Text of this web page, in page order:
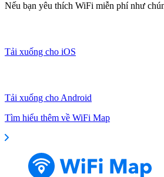
Nếu bạn yêu thích WiFi miễn phí như
Tải xuống cho iOS
Tải xuống cho Android
Tìm hiểu thêm về WiFi Map